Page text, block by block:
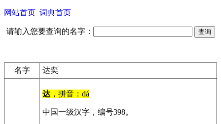
网站首页 词典首页
请输入您要查询的名字：
名字 达奕
达 ，拼音：dá
中国一级汉字，编号398。